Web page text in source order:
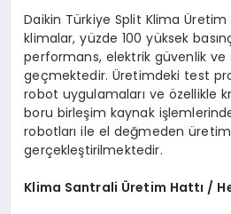
Daikin Türkiye Split Klima Üretim
klimalar, yüzde 100 yüksek
performans, elektrik güvenlik ve
geçmektedir. Üretimdeki test
robot uygulamaları ve özellikle
boru birleşim kaynak
robotları ile el değmeden üretim
gerçekleştirilmektedir.
Klima Santrali Üretim Hattı /